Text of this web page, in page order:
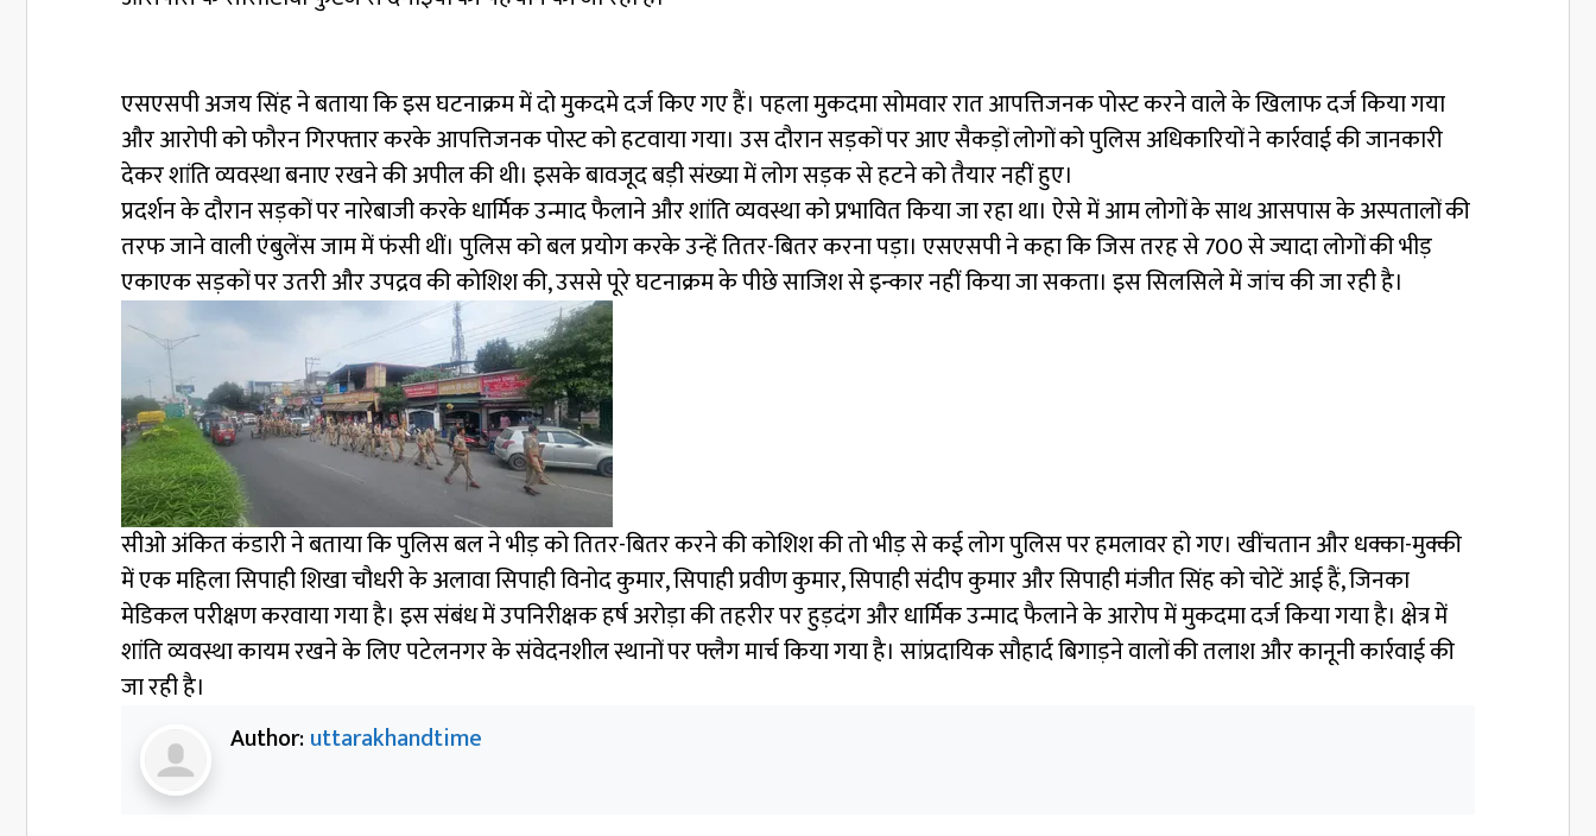
एसएसपी अजय सिंह ने बताया कि इस घटनाक्रम में दो मुकदमे दर्ज किए गए हैं। पहला मुकदमा सोमवार रात आपत्तिजनक पोस्ट करने वाले के खिलाफ दर्ज किया गया
और आरोपी को फौरन गिरफ्तार करके आपत्तिजनक पोस्ट को हटवाया गया। उस दौरान सड़कों पर आए सैकड़ों लोगों को पुलिस अधिकारियों ने कार्रवाई की जानकारी
देकर शांति व्यवस्था बनाए रखने की अपील की थी। इसके बावजूद बड़ी संख्या में लोग सड़क से हटने को तैयार नहीं हुए।
प्रदर्शन के दौरान सड़कों पर नारेबाजी करके धार्मिक उन्माद फैलाने और शांति व्यवस्था को प्रभावित किया जा रहा था। ऐसे में आम लोगों के साथ आसपास के अस्पतालों की
तरफ जाने वाली एंबुलेंस जाम में फंसी थीं। पुलिस को बल प्रयोग करके उन्हें तितर-बितर करना पड़ा। एसएसपी ने कहा कि जिस तरह से 700 से ज्यादा लोगों की भीड़
एकाएक सड़कों पर उतरी और उपद्रव की कोशिश की, उससे पूरे घटनाक्रम के पीछे साजिश से इन्कार नहीं किया जा सकता। इस सिलसिले में जांच की जा रही है।
सीओ अंकित कंडारी ने बताया कि पुलिस बल ने भीड़ को तितर-बितर करने की कोशिश की तो भीड़ से कई लोग पुलिस पर हमलावर हो गए। खींचतान और धक्का-मुक्की
में एक महिला सिपाही शिखा चौधरी के अलावा सिपाही विनोद कुमार, सिपाही प्रवीण कुमार, सिपाही संदीप कुमार और सिपाही मंजीत सिंह को चोटें आई हैं, जिनका
मेडिकल परीक्षण करवाया गया है। इस संबंध में उपनिरीक्षक हर्ष अरोड़ा की तहरीर पर हुड़दंग और धार्मिक उन्माद फैलाने के आरोप में मुकदमा दर्ज किया गया है। क्षेत्र में
शांति व्यवस्था कायम रखने के लिए पटेलनगर के संवेदनशील स्थानों पर फ्लैग मार्च किया गया है। सांप्रदायिक सौहार्द बिगाड़ने वालों की तलाश और कानूनी कार्रवाई की
जा रही है।
Author:uttarakhandtime